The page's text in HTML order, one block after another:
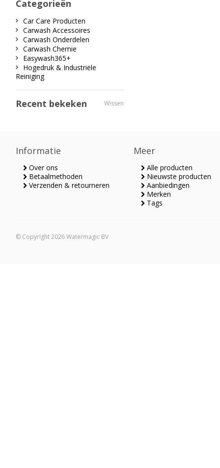
Categorieën
Car Care Producten
Carwash Accessoires
Carwash Onderdelen
Carwash Chemie
Easywash365+
Hogedruk & Industriële
Reiniging
Recent bekeken Wissen
Informatie
Over ons
Betaalmethoden
Verzenden & retourneren
Meer
Alle producten
Nieuwste producten
Aanbiedingen
Merken
Tags
© Copyright 2026 Watermagic BV